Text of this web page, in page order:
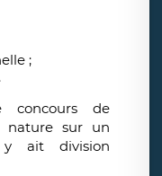
;
concours de
nature sur un
ait division